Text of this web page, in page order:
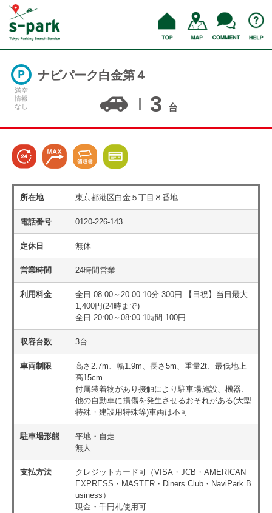
満空
情報
なし
ナビパーク白金第４
3 台
所在地 東京都港区白金５丁目８番地
電話番号 0120-226-143
定休日 無休
営業時間 24時間営業
利用料金
全日 08:00～20:00 10分 300円 【日祝】当日最大
1,400円(24時まで)
全日 20:00～08:00 1時間 100円
収容台数 3台
車両制限
高さ2.7m、幅1.9m、長さ5m、重量2t、最低地上
高15cm
付属装着物があり接触により駐車場施設、機器、
他の自動車に損傷を発生させるおそれがある(大型
特殊・建設用特殊等)車両は不可
駐車場形態
平地・自走
無人
支払方法
クレジットカード可（VISA・JCB・AMERICAN
EXPRESS・MASTER・Diners Club・NaviPark B
usiness）
現金・千円札使用可